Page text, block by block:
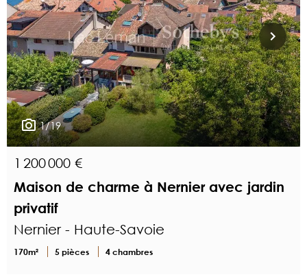
1/19
1 200 000 €
Maison de charme à Nernier avec jardin
privatif
Nernier - Haute-Savoie
170m² 5 pièces 4 chambres